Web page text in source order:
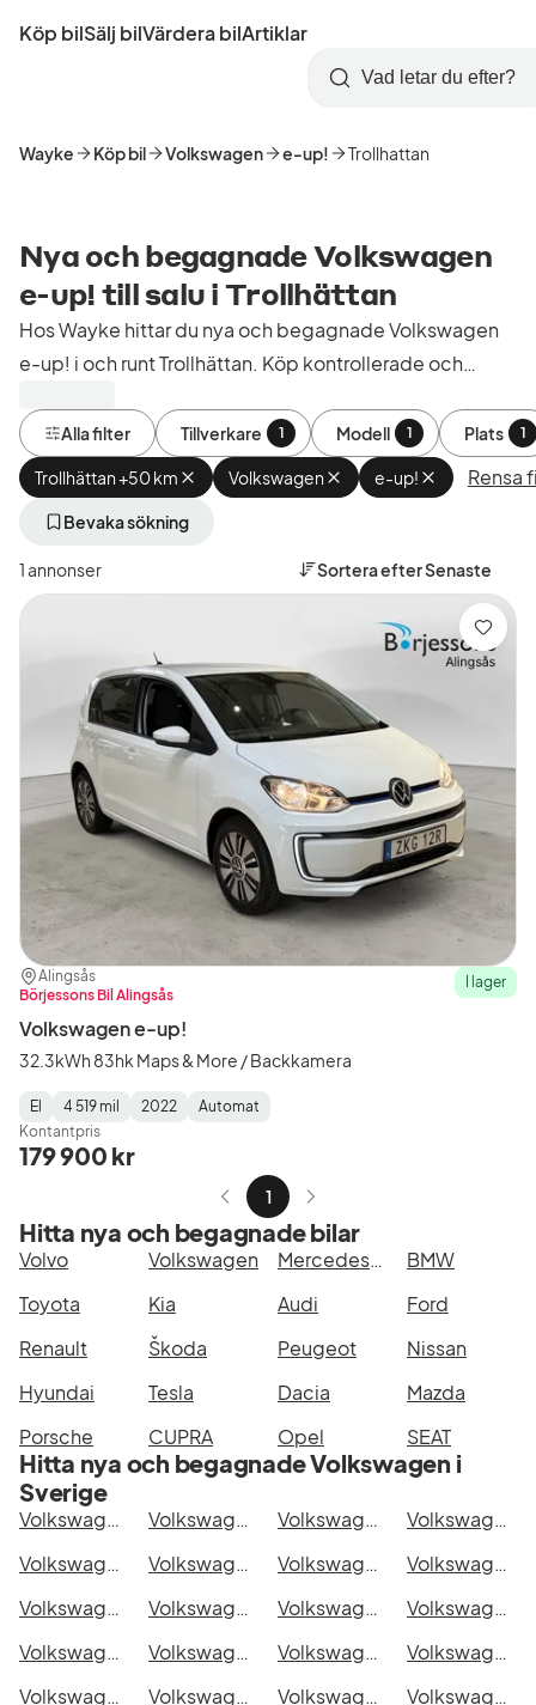
till
Startsida
Köp bilSälj bilVärdera bilArtiklar
Skapa
konto
Logga
in
Sök
Wayke Köp bil Volkswagen e-up! Trollhattan
Nya och begagnade Volkswagen
e-up! till salu i Trollhättan
Hos Wayke hittar du nya och begagnade Volkswagen
e-up! i och runt Trollhättan. Köp kontrollerade och
Alla filter Tillverkare 1 Modell 1 Plats 1
Trollhättan +50 km Ta
bort
aktivt
Volkswagen Ta
bort
Volkswagen
e-up! Ta
bort
e-
(Modell)
Rensa
Bevaka sökning
1 annonser Sortera efterSenaste
Plats:
Alingsås
Återförsäljare:
Börjessons Bil Alingsås
I lager
Volkswagen e-up!
32.3kWh 83hk Maps & More / Backkamera
Fuel
Type:
El
Mätarställning:
4 519 mil
Model
Year:
2022
Gearbox
Type:
Automat
Kontantpris
179 900 kr
Spara
1
Hitta nya och begagnade bilar
Volvo Volkswagen Mercedes-Benz
BMW
Toyota
Kia Audi
Ford
Renault
Škoda Peugeot
Nissan
Hyundai
Tesla Dacia
Mazda
Porsche
CUPRA Opel SEAT
Hitta nya och begagnade Volkswagen i
Sverige
Volkswagen e-up! i Stockholm Volkswagen e-up! i Göteborg Volkswagen e-up! i Helsingborg
Volkswagen e-up! i Jönköping
Volkswagen e-up! i Malmö
Volkswagen e-up! i Örebro Volkswagen e-up! i Norrköping
Volkswagen e-up! i Linköping
Volkswagen e-up! i Uppsala
Volkswagen e-up! i Västerås Volkswagen e-up! i Halmstad
Volkswagen e-up! i Växjö
Volkswagen e-up! i Eskilstuna
Volkswagen e-up! i Kalmar Volkswagen e-up! i Karlskrona
Volkswagen e-up! i Karlstad
Volkswagen e-up! i Kristianstad
Volkswagen e-up! i Sundsvall Volkswagen e-up! i Umeå
Volkswagen e-up! i Varberg